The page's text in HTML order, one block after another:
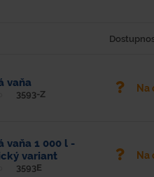
vaňa
3593-Z
Na
vaňa 1 000 l -
variant
3593E
Na